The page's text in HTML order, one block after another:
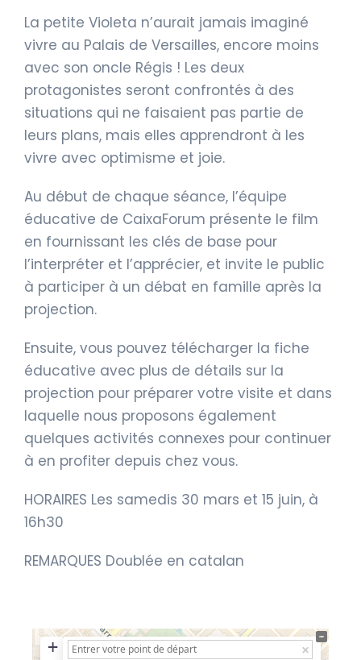
La petite Violeta n’aurait jamais imaginé
vivre au Palais de Versailles, encore moins
avec son oncle Régis ! Les deux
protagonistes seront confrontés à des
situations qui ne faisaient pas partie de
leurs plans, mais elles apprendront à les
vivre avec optimisme et joie.
Au début de chaque séance, l’équipe
éducative de CaixaForum présente le film
en fournissant les clés de base pour
l’interpréter et l’apprécier, et invite le public
à participer à un débat en famille après la
projection.
Ensuite, vous pouvez télécharger la fiche
éducative avec plus de détails sur la
projection pour préparer votre visite et dans
laquelle nous proposons également
quelques activités connexes pour continuer
à en profiter depuis chez vous.
HORAIRES Les samedis 30 mars et 15 juin, à
16h30
REMARQUES Doublée en catalan
+